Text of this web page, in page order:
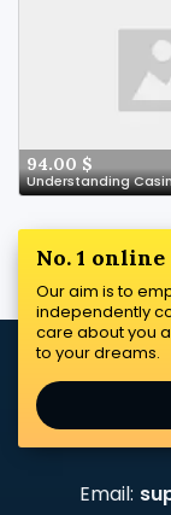
94.00 $
No. 1
Our aim is to
independently
care about you
to your dreams.
Email: